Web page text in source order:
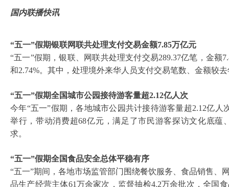
国内联播快讯
“五一”假期银联网联共处理支付交易金额7.85万亿元
“五一”假期，银联、网联共处理支付交易289.37亿笔，金额
和2.74%。其中，处理境外来华人员支付交易笔数、金额较
“五一”假期全国城市公园接待游客量超2.12亿人次
今年“五一”假期，各地城市公园共计接待游客量超2.12亿
举行，带动消费超68亿元，满足了市民游客探访文化底
求。
“五一”假期全国食品安全总体平稳有序
“五一”期间，各地市场监管部门围绕餐饮服务、食品销售、
品生产经营主体61万余家次，监督抽检4.2万余批次，全国